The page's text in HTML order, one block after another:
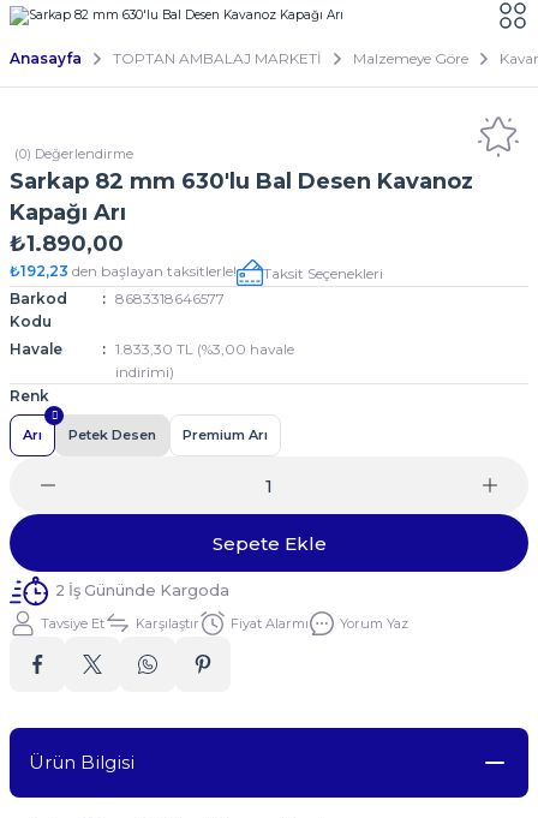
Anasayfa TOPTAN AMBALAJ MARKETİ Malzemeye Göre
(0) Değerlendirme
Sarkap 82 mm 630'lu Bal Desen Kavanoz
Kapağı Arı
₺1.890,00
₺192,23 den başlayan taksitlerle!
Taksit Seçenekleri
Barkod
Kodu
8683318646577
Havale
1.833,30 TL (%3,00 havale
indirimi)
Renk
Arı Petek Desen Premium Arı
Sepete Ekle
2 İş Gününde Kargoda
Tavsiye Et Karşılaştır Fiyat Alarmı Yorum Yaz
Ürün Bilgisi